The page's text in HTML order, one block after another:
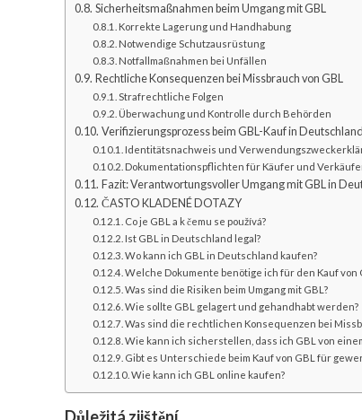
Sicherheitsmaßnahmen beim Umgang mit GBL
Korrekte Lagerung und Handhabung
Notwendige Schutzausrüstung
Notfallmaßnahmen bei Unfällen
Rechtliche Konsequenzen bei Missbrauch von GBL
Strafrechtliche Folgen
Überwachung und Kontrolle durch Behörden
Verifizierungsprozess beim GBL-Kauf in Deutschland
Identitätsnachweis und
Dokumentationspflichten für Käufer und
Fazit: Verantwortungsvoller Umgang mit GBL in
ČASTO KLADENÉ DOTAZY
Co je GBL a k čemu se používá?
Ist GBL in Deutschland legal?
Wo kann ich GBL in Deutschland kaufen?
Welche Dokumente benötige ich für den Kauf von
Was sind die Risiken beim Umgang mit GBL?
Wie sollte GBL gelagert und gehandhabt werden?
Was sind die rechtlichen Konsequenzen bei
Wie kann ich sicherstellen, dass ich GBL von
Gibt es Unterschiede beim Kauf von GBL für
Wie kann ich GBL online kaufen?